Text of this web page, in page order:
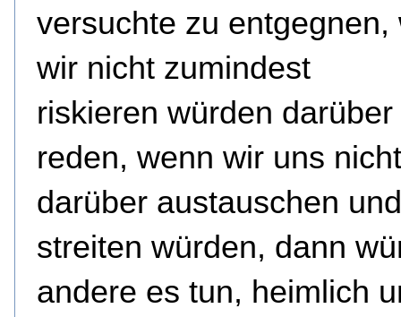
versuchte zu entgegnen,
wir nicht zumindest
riskieren würden darüber
reden, wenn wir uns nicht
darüber austauschen und
streiten würden, dann
andere es tun, heimlich